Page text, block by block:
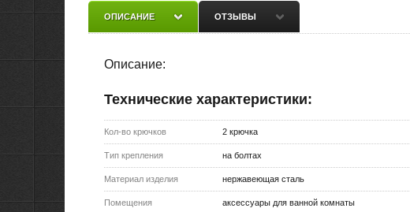
ОПИСАНИЕ ОТЗЫВЫ
Описание:
Технические характеристики:
Кол-во крючков 2 крючка
Тип крепления на болтах
Материал изделия нержавеющая сталь
Помещения аксессуары для ванной комнаты